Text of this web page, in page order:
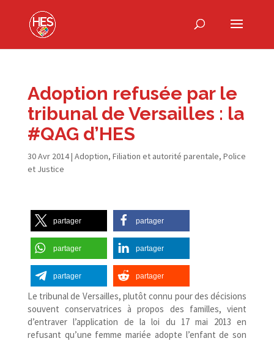
Adoption refusée par le
tribunal de Versailles : la
#QAG d’HES
30 Avr 2014| Adoption, Filiation et autorité parentale, Police
et Justice
partager partager
partager partager
partager partager
Le tribunal de Versailles, plutôt connu pour des décisions
souvent conservatrices à propos des familles, vient
d’entraver l’application de la loi du 17 mai 2013 en
refusant qu’une femme mariée adopte l’enfant de son